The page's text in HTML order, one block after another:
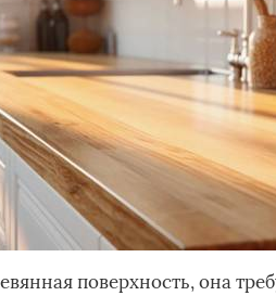
поверхность, она